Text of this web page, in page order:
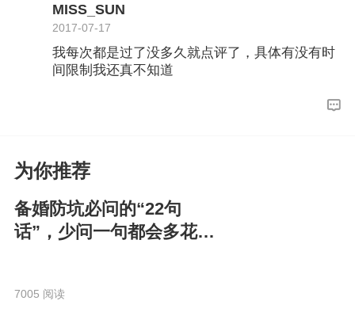
MISS_SUN
2017-07-17
我每次都是过了没多久就点评了，具体有没有时
间限制我还真不知道
为你推荐
备婚防坑必问的“22句
话”，少问一句都会多花
7005 阅读